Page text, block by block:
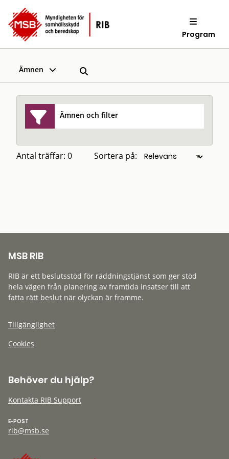
Program
Ämnen
Ämnen och filter
Antal träffar: 0 Sortera på:
MSB RIB
RIB är ett beslutsstöd för räddningstjänst som ger stöd
hela vägen från planering av framtida insatser till att
fatta rätt beslut när olyckan är framme.
Tillgänglighet
Cookies
Behöver du hjälp?
Kontakta RIB Support
E-POST
rib@msb.se